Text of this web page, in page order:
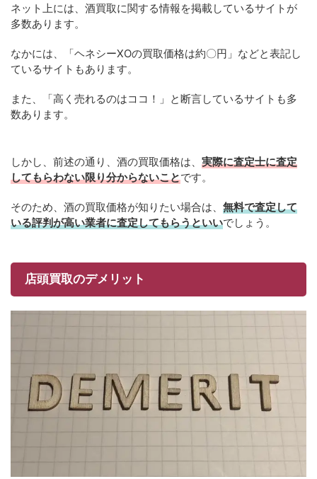
ネット上には、酒買取に関する情報を掲載しているサイトが
多数あります。
なかには、「ヘネシーXOの買取価格は約〇円」などと表記し
ているサイトもあります。
また、「高く売れるのはココ！」と断言しているサイトも多
数あります。
しかし、前述の通り、酒の買取価格は、 実際に査定士に査定
してもらわない限り分からないことです。
そのため、酒の買取価格が知りたい場合は、 無料で査定して
いる評判が高い業者に査定してもらうといいでしょう。
店頭買取のデメリット